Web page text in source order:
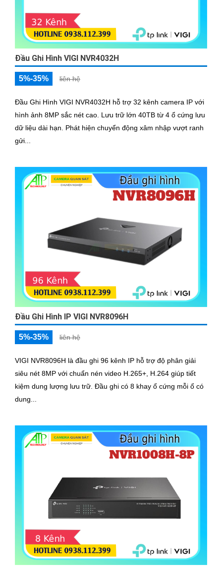
Đầu Ghi Hình VIGI NVR4032H
5%-35% liên hệ
Đầu Ghi Hình VIGI NVR4032H hỗ trợ 32 kênh camera IP với
hình ảnh 8MP sắc nét cao. Lưu trữ lớn 40TB từ 4 ổ cứng lưu
dữ liệu dài hạn. Phát hiện chuyển động xâm nhập vượt ranh
gửi...
Đầu Ghi Hình IP VIGI NVR8096H
5%-35% liên hệ
VIGI NVR8096H là đầu ghi 96 kênh IP hỗ trợ độ phân giải
siêu nét 8MP với chuẩn nén video H.265+, H.264 giúp tiết
kiệm dung lượng lưu trữ. Đầu ghi có 8 khay ổ cứng mỗi ổ có
dung...